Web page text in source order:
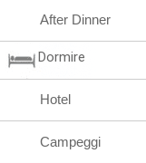
After Dinner
Dormire
Hotel
Campeggi